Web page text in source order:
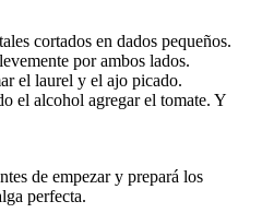
cortados en dados pequeños.
por ambos lados.
el laurel y el ajo picado.
el alcohol agregar el tomate. Y
de empezar y prepará los
perfecta.